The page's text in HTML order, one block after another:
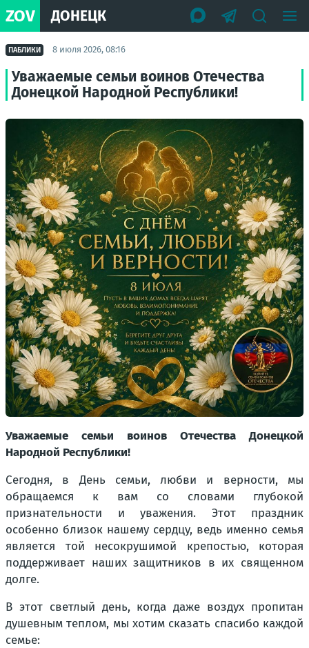
ZOV ДОНЕЦК
ПАБЛИКИ 8 июля 2026, 08:16
Уважаемые семьи воинов Отечества
Донецкой Народной Республики!
Уважаемые семьи воинов Отечества Донецкой
Народной Республики!
Сегодня, в День семьи, любви и верности, мы
обращаемся к вам со словами глубокой
признательности и уважения. Этот праздник
особенно близок нашему сердцу, ведь именно семья
является той несокрушимой крепостью, которая
поддерживает наших защитников в их священном
долге.
В этот светлый день, когда даже воздух пропитан
душевным теплом, мы хотим сказать спасибо каждой
семье: